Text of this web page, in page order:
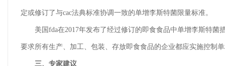
定或修订了与cac法典标准协调一致的单增李斯特菌限量标准。
美国fda在2017年发布了经过修订的即食食品中单增李斯特菌
要求所有生产、加工、包装、存放即食食品的企业都应实施控制
三、专家建议